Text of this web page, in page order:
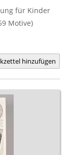
für Kinder
Motive)
hinzufügen